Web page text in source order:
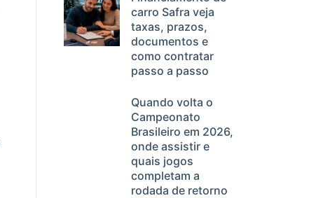
carro Safra veja
taxas, prazos,
documentos e
como contratar
passo a passo
Quando volta o
Campeonato
Brasileiro em 2026,
onde assistir e
quais jogos
completam a
rodada de retorno